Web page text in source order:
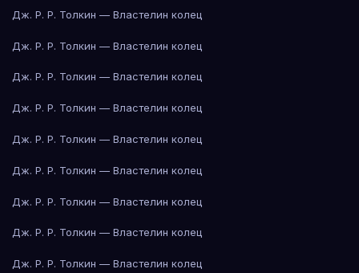
Дж. Р. Р. Толкин — Властелин колец
Дж. Р. Р. Толкин — Властелин колец
Дж. Р. Р. Толкин — Властелин колец
Дж. Р. Р. Толкин — Властелин колец
Дж. Р. Р. Толкин — Властелин колец
Дж. Р. Р. Толкин — Властелин колец
Дж. Р. Р. Толкин — Властелин колец
Дж. Р. Р. Толкин — Властелин колец
Дж. Р. Р. Толкин — Властелин колец